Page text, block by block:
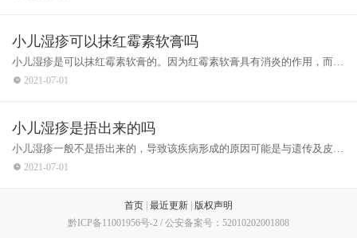
小儿湿疹可以抹红霉素软膏吗
小儿湿疹是可以抹红霉素软膏的。因为红霉素软膏具有消炎的作用，而小
儿湿疹会使患者出现皮损或者瘙痒、发红等症状，所以涂抹红霉素软膏能
2021-07-01
小儿湿疹是捂出来的吗
小儿湿疹一般不是捂出来的，导致该疾病形成的原因可能是与遗传及皮肤
屏障功能存在有异常等因素有关，捂出来通常患上的是痱子。如果湿疹是
2021-07-01
首页 | 最近更新 | 版权声明
黔ICP备11001956号-2 / 公安备案号：52010202001808